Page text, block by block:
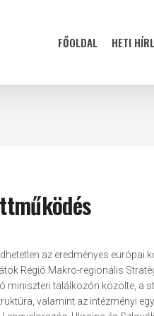
FŐOLDAL HETI
az eredményes
Régió Makro-regionális
miniszteri találkozón közölte, a
valamint az intézményi